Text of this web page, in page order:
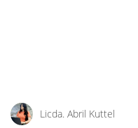
Licda. Abril Kuttel